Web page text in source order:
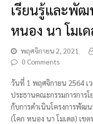
เรียนรู้และพัฒ
หนอง นา โมเ
พฤศจิกายน 2, 2021
0 Comments
วันที่ 1 พฤศจิกายน 2564 เ
ประธานคณะกรรมการการ
กับการดำเนินโครงการพัฒ
(โคก หนอง นา โมเดล) เข